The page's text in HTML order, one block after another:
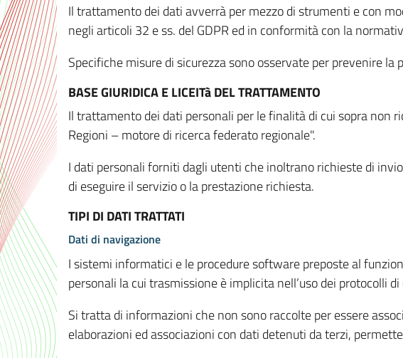
Il trattamento dei dati avverrà per mezzo di strumenti e con
negli articoli 32 e ss. del GDPR ed in conformità con la
Specifiche misure di sicurezza sono osservate per prevenire
BASE GIURIDICA E LICEITà DEL TRATTAMENTO
Il trattamento dei dati personali per le finalità di cui sopra non
Regioni – motore di ricerca federato regionale".
I dati personali forniti dagli utenti che inoltrano richieste di
di eseguire il servizio o la prestazione richiesta.
TIPI DI DATI TRATTATI
Dati di navigazione
I sistemi informatici e le procedure software preposte al
personali la cui trasmissione è implicita nell’uso dei protocolli
Si tratta di informazioni che non sono raccolte per essere
elaborazioni ed associazioni con dati detenuti da terzi,